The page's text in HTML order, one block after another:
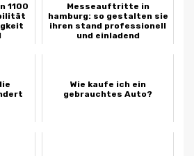
1100
Messeauftritte in
hamburg: so gestalten sie
ihren stand professionell
und einladend
Wie kaufe ich ein
gebrauchtes Auto?